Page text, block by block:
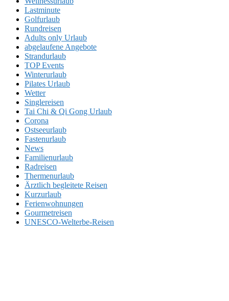
Lastminute
Golfurlaub
Rundreisen
Adults only Urlaub
abgelaufene Angebote
Strandurlaub
TOP Events
Winterurlaub
Pilates Urlaub
Wetter
Singlereisen
Tai Chi & Qi Gong Urlaub
Corona
Ostseeurlaub
Fastenurlaub
News
Familienurlaub
Radreisen
Thermenurlaub
Ärztlich begleitete Reisen
Kurzurlaub
Ferienwohnungen
Gourmetreisen
UNESCO-Welterbe-Reisen